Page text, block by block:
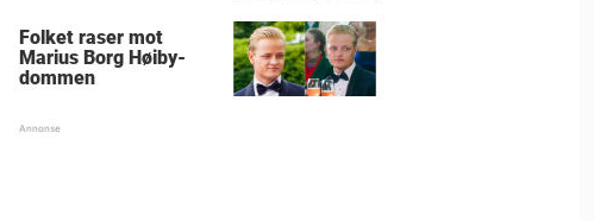
Folket raser mot
Marius Borg Høiby-
dommen